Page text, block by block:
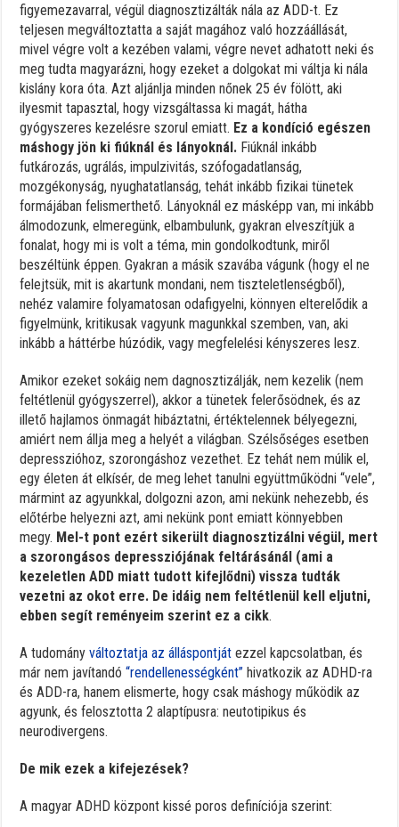
figyemezavarral, végül diagnosztizálták nála az ADD-t. Ez
teljesen megváltoztatta a saját magához való hozzáállását,
mivel végre volt a kezében valami, végre nevet adhatott neki és
meg tudta magyarázni, hogy ezeket a dolgokat mi váltja ki nála
kislány kora óta. Azt aljánlja minden nőnek 25 év fölött, aki
ilyesmit tapasztal, hogy vizsgáltassa ki magát, hátha
gyógyszeres kezelésre szorul emiatt. Ez a kondíció egészen
máshogy jön ki fiúknál és lányoknál. Fiúknál inkább
futkározás, ugrálás, impulzivitás, szófogadatlanság,
mozgékonyság, nyughatatlanság, tehát inkább fizikai tünetek
formájában felismerthető. Lányoknál ez másképp van, mi inkább
álmodozunk, elmeregünk, elbambulunk, gyakran elveszítjük a
fonalat, hogy mi is volt a téma, min gondolkodtunk, miről
beszéltünk éppen. Gyakran a másik szavába vágunk (hogy el ne
felejtsük, mit is akartunk mondani, nem tiszteletlenségből),
nehéz valamire folyamatosan odafigyelni, könnyen elterelődik a
figyelmünk, kritikusak vagyunk magunkkal szemben, van, aki
inkább a háttérbe húzódik, vagy megfelelési kényszeres lesz.
Amikor ezeket sokáig nem dagnosztizálják, nem kezelik (nem
feltétlenül gyógyszerrel), akkor a tünetek felerősödnek, és az
illető hajlamos önmagát hibáztatni, értéktelennek bélyegezni,
amiért nem állja meg a helyét a világban. Szélsőséges esetben
depresszióhoz, szorongáshoz vezethet. Ez tehát nem múlik el,
egy életen át elkísér, de meg lehet tanulni együttműködni “vele”,
mármint az agyunkkal, dolgozni azon, ami nekünk nehezebb, és
előtérbe helyezni azt, ami nekünk pont emiatt könnyebben
megy. Mel-t pont ezért sikerült diagnosztizálni végül, mert
a szorongásos depressziójának feltárásánál (ami a
kezeletlen ADD miatt tudott kifejlődni) vissza tudták
vezetni az okot erre. De idáig nem feltétlenül kell eljutni,
ebben segít reményeim szerint ez a cikk.
A tudományváltoztatja az álláspontját ezzel kapcsolatban, és
már nem javítandó“rendellenességként” hivatkozik az ADHD-ra
és ADD-ra, hanem elismerte, hogy csak máshogy működik az
agyunk, és felosztotta 2 alaptípusra: neutotipikus és
neurodivergens.
De mik ezek a kifejezések?
A magyar ADHD központ kissé poros definíciója szerint: